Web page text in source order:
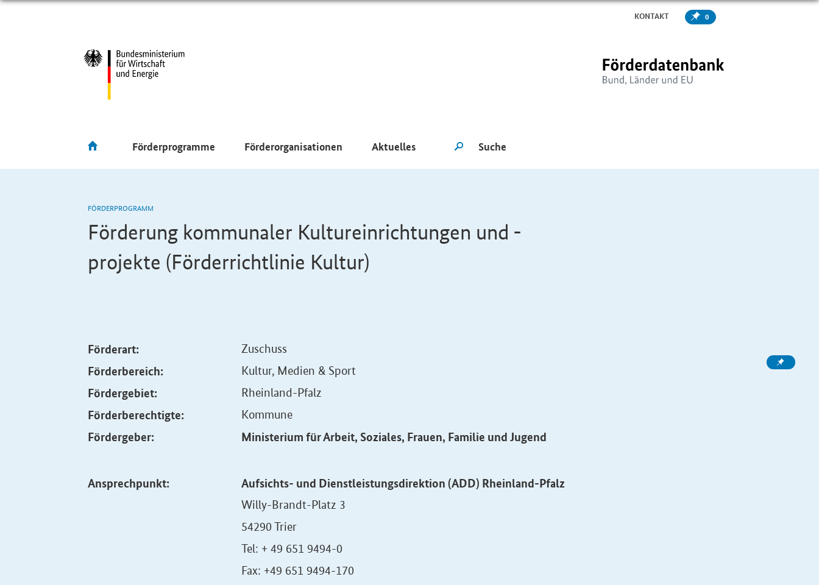
KONTAKT 0
Förderprogramme Förderorganisationen Aktuelles
FÖRDERPROGRAMM
Förderung kommunaler Kultureinrichtungen und -
projekte (Förderrichtlinie Kultur)
Förderart: Zuschuss
Förderbereich: Kultur, Medien & Sport
Fördergebiet: Rheinland-Pfalz
Förderberechtigte: Kommune
Fördergeber: Ministerium für Arbeit, Soziales, Frauen, Familie und Jugend
Ansprechpunkt: Aufsichts- und Dienstleistungsdirektion (ADD) Rheinland-Pfalz
Willy-Brandt-Platz 3
54290 Trier
Tel: + 49 651 9494-0
Fax: +49 651 9494-170